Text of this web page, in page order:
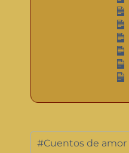
#Cuentos de amor